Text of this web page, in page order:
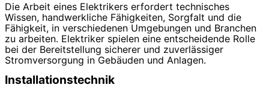
Die Arbeit eines Elektrikers erfordert technisches
Wissen, handwerkliche Fähigkeiten, Sorgfalt und die
Fähigkeit, in verschiedenen Umgebungen und Branchen
zu arbeiten. Elektriker spielen eine entscheidende Rolle
bei der Bereitstellung sicherer und zuverlässiger
Stromversorgung in Gebäuden und Anlagen.
Installationstechnik